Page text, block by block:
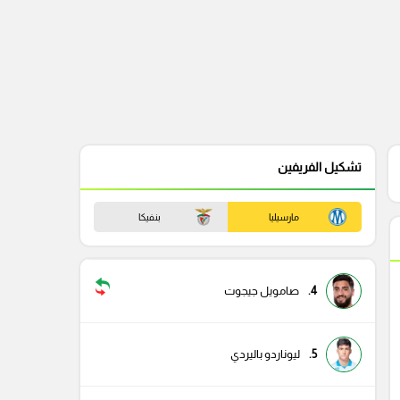
تشكيل الفريفين
مارسيليا بنفيكا
4. صامويل جيجوت
5. ليوناردو باليردي